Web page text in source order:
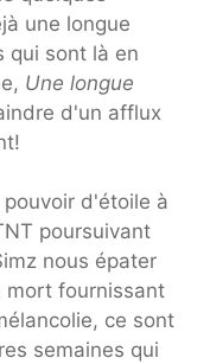
une longue
qui sont là en
Une longue
d'un afflux
d'étoile à
poursuivant
nous épater
mort fournissant
ce sont
semaines qui